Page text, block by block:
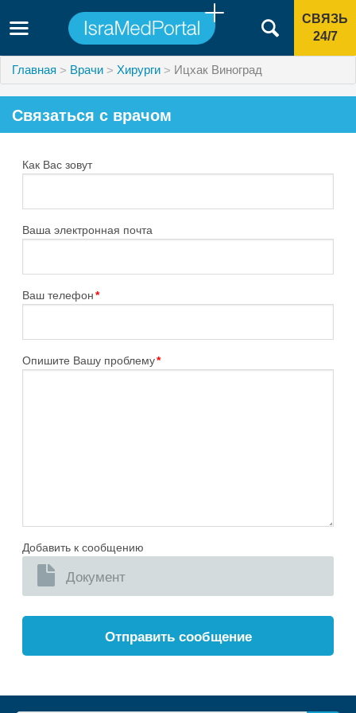
СВЯЗЬ
24/7
Главная Врачи Хирурги Ицхак Виноград
Связаться с врачом
Как Вас зовут
Ваша электронная почта
Ваш телефон*
Опишите Вашу проблему*
Добавить к сообщению
Документ